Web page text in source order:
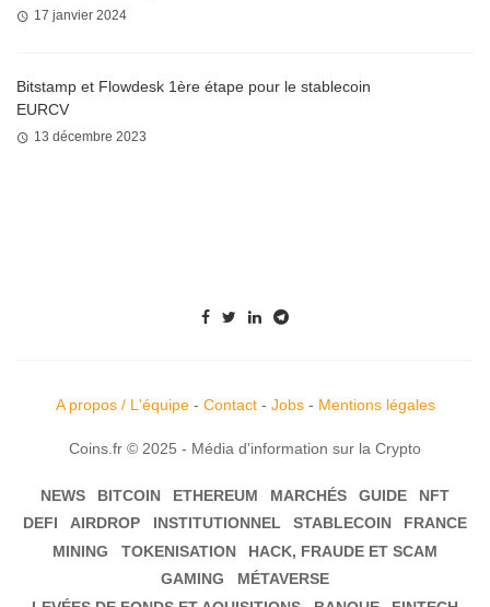
17 janvier 2024
Bitstamp et Flowdesk 1ère étape pour le stablecoin
EURCV
13 décembre 2023
A propos / L'équipe- Contact- Jobs- Mentions légales
Coins.fr © 2025 - Média d'information sur la Crypto
NEWS BITCOIN ETHEREUM MARCHÉS GUIDE
NFT
DEFI
AIRDROP INSTITUTIONNEL STABLECOIN
FRANCE
MINING
TOKENISATION
HACK, FRAUDE ET SCAM
GAMING
MÉTAVERSE